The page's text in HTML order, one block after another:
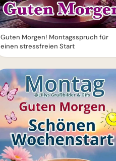
Guten Morgen! Montagsspruch für
einen stressfreien Start